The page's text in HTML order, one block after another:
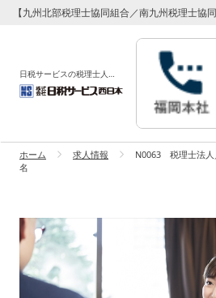
日税サービスの税理士人材紹介サービス
ホーム 求人情報
N0063 税理士法人
名